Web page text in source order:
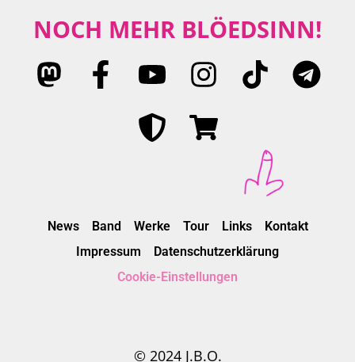
NOCH MEHR BLÖEDSINN!
News Band Werke Tour Links
Kontakt
Impressum
Datenschutzerklärung
Cookie-Einstellungen
© 2024 J.B.O.